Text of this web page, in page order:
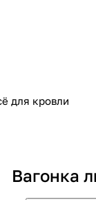
для кровли
Вагонка